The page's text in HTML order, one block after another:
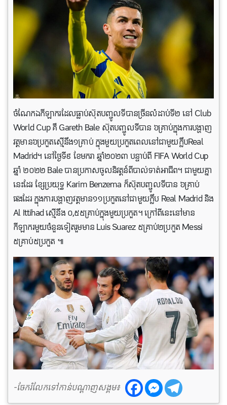
ចំណែកឯកីឡាករដែលធ្លាប់ស៊ុតបញ្ចូលទីបានច្រីនលំដាប់ទី២ នៅ Club
World Cup គឺ Gareth Bale ស៊ុតបញ្ចូលទីបាន ៦គ្រាប់ក្នុងការបង្ហាញ
វត្តមាន៦ប្រកួតស្មើនឹង១គ្រាប់ ក្នុងមួយប្រកួតពេលនៅជាមួយក្លឹបReal
Madrid។ នៅថ្ងៃទី៩ ខែមករា ឆ្នាំ២០២៣ បន្ទាប់ពី FIFA World Cup
ឆ្នាំ ២០២២ Bale បានប្រកាសចូលនិវត្តន៍ពីបាល់ទាត់អាជីព។ ជាមួយគ្នា
នេះដែរ ខ្សែប្រយុទ្ធ Karim Benzema ក៏ស៊ុតបញ្ចូលទីបាន ៦គ្រាប់
ផងដែរ ក្នុងការបង្ហាញវត្តមាន១១ប្រកួតនៅជាមួយក្លឹប Real Madrid និង
Al Ittihad ស្មើនឹង ០,៥៥គ្រាប់ក្នុងមួយប្រកួត។ ក្រៅពីនេះនៅមាន
កីឡាករមួយចំនួនទៀតរួមមាន Luis Suarez ៥គ្រាប់២ប្រកួត Messi
៥គ្រាប់៥ប្រកួត ៕
-ចែករំលែកទៅកាន់បណ្តាញសង្គម៖